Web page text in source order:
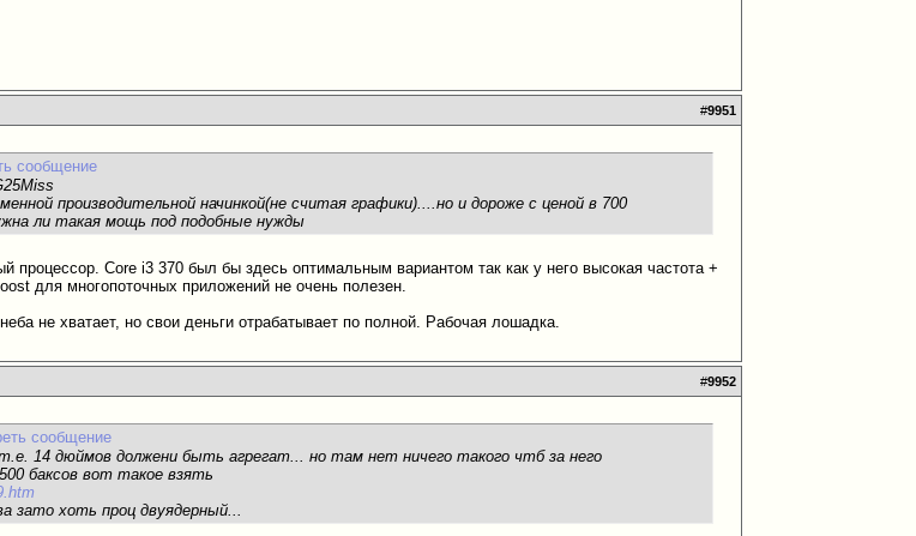
#9951
производительной начинкой(не считая графики)....но и дороже с ценой в 700
ли такая мощь под подобные нужды
процессор. Core i3 370 был бы здесь оптимальным вариантом так как у него высокая частота +
для многопоточных приложений не очень полезен.
не хватает, но свои деньги отрабатывает по полной. Рабочая лошадка.
#9952
14 дюймов должени быть агрегат... но там нет ничего такого чтб за него
баксов вот такое взять
зато хоть проц двуядерный...